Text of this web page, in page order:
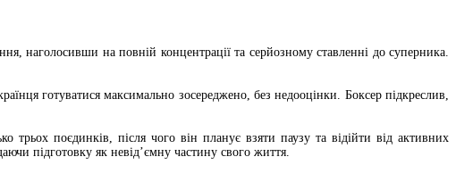
наголосивши на повній концентрації та серйозному ставленні до суперника.
готуватися максимально зосереджено, без недооцінки. Боксер підкреслив,
поєдинків, після чого він планує взяти паузу та відійти від активних
підготовку як невід’ємну частину свого життя.